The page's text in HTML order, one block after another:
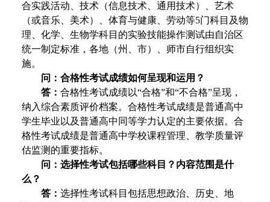
合实践活动、技术（信息技术、通用技术）、艺术
（或音乐、美术）、体育与健康、劳动等5门科目及物
理、化学、生物学科目的实验技能操作测试由自治区
统一制定标准，各地（州、市）、师市自行组织实
施。
问：合格性考试成绩如何呈现和运用？
答： 合格性考试成绩以“合格”和“不合格”呈现，
纳入综合素质评价档案。合格性考试成绩是普通高中
学生毕业以及普通高中同等学力认定的主要依据。合
格性考试成绩是普通高中学校课程管理、教学质量评
估监测的重要指标。
问：选择性考试包括哪些科目？内容范围是什
么？
答： 选择性考试科目包括思想政治、历史、地